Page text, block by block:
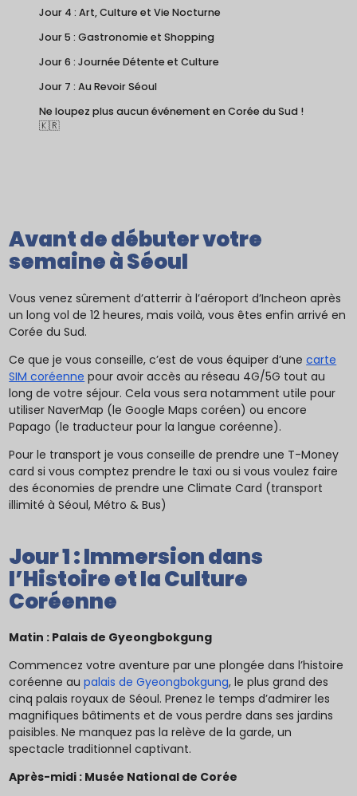
Jour 4 : Art, Culture et Vie Nocturne
Jour 5 : Gastronomie et Shopping
Jour 6 : Journée Détente et Culture
Jour 7 : Au Revoir Séoul
Ne loupez plus aucun événement en Corée du Sud !
🇰🇷
Avant de débuter votre
semaine à Séoul
Vous venez sûrement d’atterrir à l’aéroport d’Incheon après
un long vol de 12 heures, mais voilà, vous êtes enfin arrivé en
Corée du Sud.
Ce que je vous conseille, c’est de vous équiper d’unecarte
SIM coréenne pour avoir accès au réseau 4G/5G tout au
long de votre séjour. Cela vous sera notamment utile pour
utiliser NaverMap (le Google Maps coréen) ou encore
Papago (le traducteur pour la langue coréenne).
Pour le transport je vous conseille de prendre une T-Money
card si vous comptez prendre le taxi ou si vous voulez faire
des économies de prendre une Climate Card (transport
illimité à Séoul, Métro & Bus)
Jour 1 : Immersion dans
l’Histoire et la Culture
Coréenne
Matin : Palais de Gyeongbokgung
Commencez votre aventure par une plongée dans l’histoire
coréenne aupalais de Gyeongbokgung, le plus grand des
cinq palais royaux de Séoul. Prenez le temps d’admirer les
magnifiques bâtiments et de vous perdre dans ses jardins
paisibles. Ne manquez pas la relève de la garde, un
spectacle traditionnel captivant.
Après-midi : Musée National de Corée